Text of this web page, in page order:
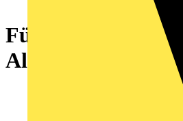
Füllspritze,Inhalt:
Alukontaktpaste